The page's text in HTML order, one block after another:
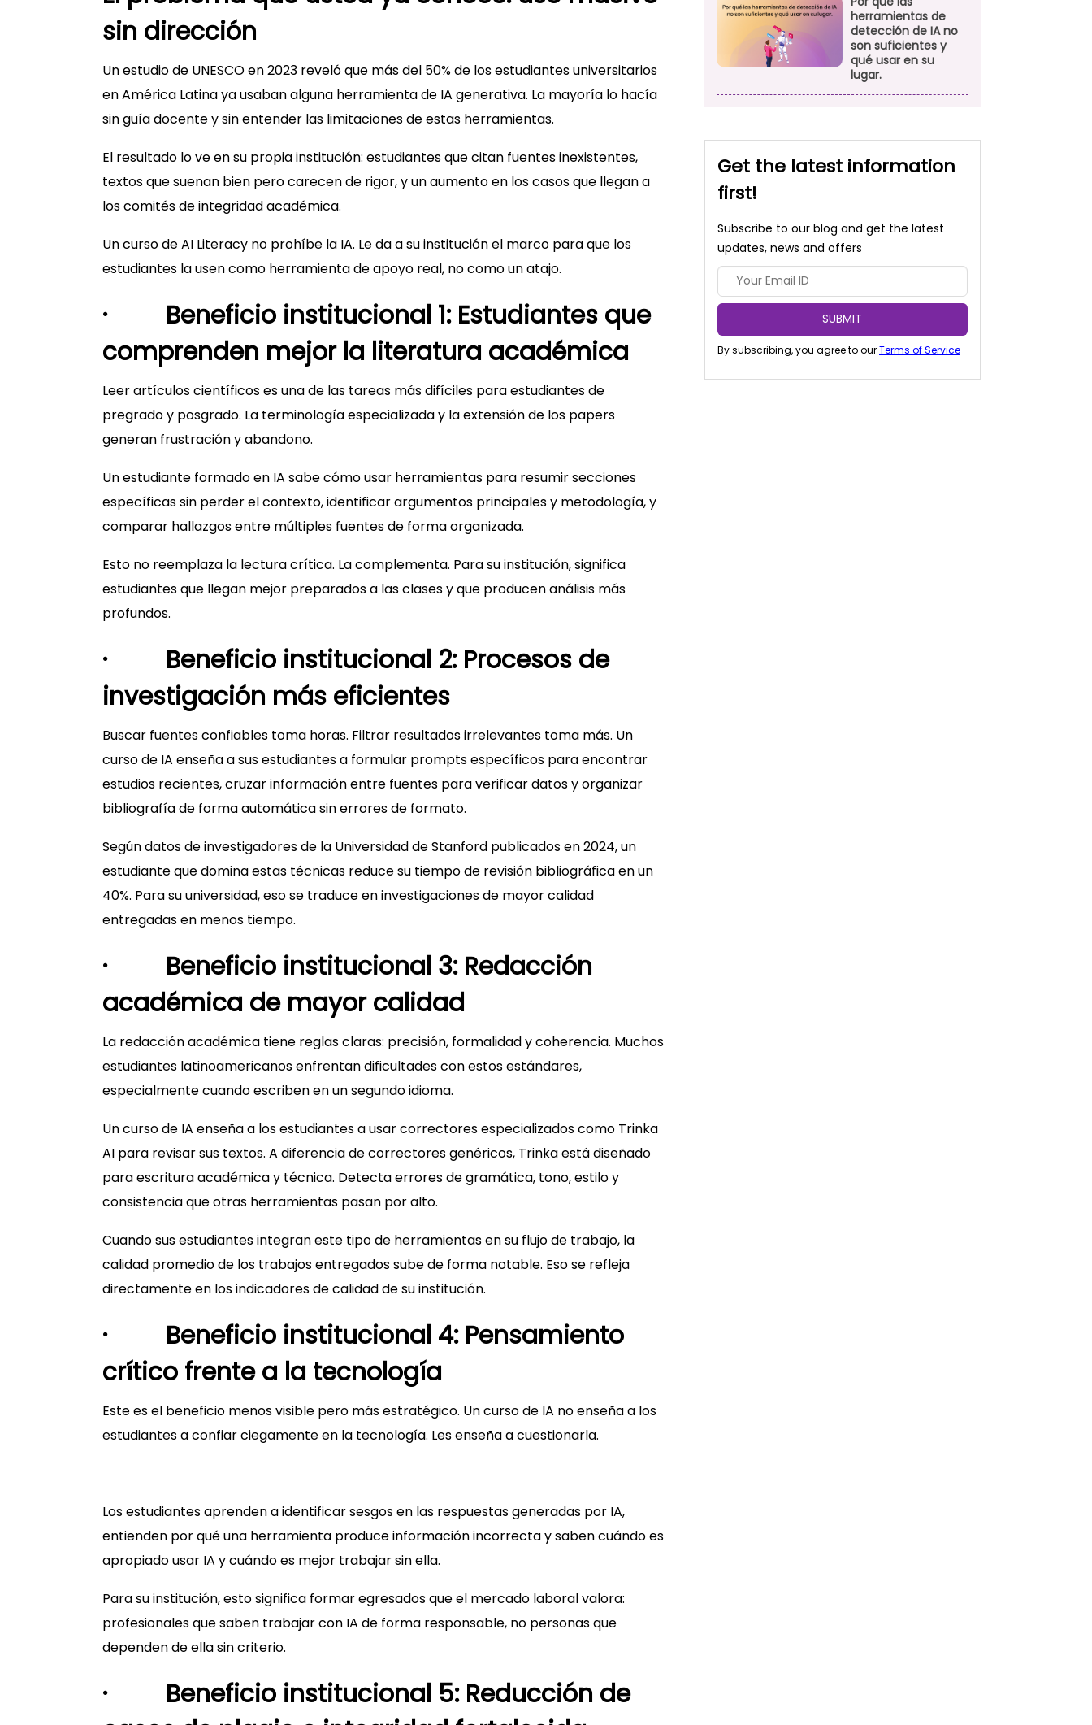
sin dirección
Un estudio de UNESCO en 2023 reveló que más del 50% de los estudiantes universitarios
en América Latina ya usaban alguna herramienta de IA generativa. La mayoría lo hacía
sin guía docente y sin entender las limitaciones de estas herramientas.
El resultado lo ve en su propia institución: estudiantes que citan fuentes inexistentes,
textos que suenan bien pero carecen de rigor, y un aumento en los casos que llegan a
los comités de integridad académica.
Un curso de AI Literacy no prohíbe la IA. Le da a su institución el marco para que los
estudiantes la usen como herramienta de apoyo real, no como un atajo.
· Beneficio institucional 1: Estudiantes que
comprenden mejor la literatura académica
Leer artículos científicos es una de las tareas más difíciles para estudiantes de
pregrado y posgrado. La terminología especializada y la extensión de los papers
generan frustración y abandono.
Un estudiante formado en IA sabe cómo usar herramientas para resumir secciones
específicas sin perder el contexto, identificar argumentos principales y metodología, y
comparar hallazgos entre múltiples fuentes de forma organizada.
Esto no reemplaza la lectura crítica. La complementa. Para su institución, significa
estudiantes que llegan mejor preparados a las clases y que producen análisis más
profundos.
· Beneficio institucional 2: Procesos de
investigación más eficientes
Buscar fuentes confiables toma horas. Filtrar resultados irrelevantes toma más. Un
curso de IA enseña a sus estudiantes a formular prompts específicos para encontrar
estudios recientes, cruzar información entre fuentes para verificar datos y organizar
bibliografía de forma automática sin errores de formato.
Según datos de investigadores de la Universidad de Stanford publicados en 2024, un
estudiante que domina estas técnicas reduce su tiempo de revisión bibliográfica en un
40%. Para su universidad, eso se traduce en investigaciones de mayor calidad
entregadas en menos tiempo.
· Beneficio institucional 3: Redacción
académica de mayor calidad
La redacción académica tiene reglas claras: precisión, formalidad y coherencia. Muchos
estudiantes latinoamericanos enfrentan dificultades con estos estándares,
especialmente cuando escriben en un segundo idioma.
Un curso de IA enseña a los estudiantes a usar correctores especializados como Trinka
AI para revisar sus textos. A diferencia de correctores genéricos, Trinka está diseñado
para escritura académica y técnica. Detecta errores de gramática, tono, estilo y
consistencia que otras herramientas pasan por alto.
Cuando sus estudiantes integran este tipo de herramientas en su flujo de trabajo, la
calidad promedio de los trabajos entregados sube de forma notable. Eso se refleja
directamente en los indicadores de calidad de su institución.
· Beneficio institucional 4: Pensamiento
crítico frente a la tecnología
Este es el beneficio menos visible pero más estratégico. Un curso de IA no enseña a los
estudiantes a confiar ciegamente en la tecnología. Les enseña a cuestionarla.
Los estudiantes aprenden a identificar sesgos en las respuestas generadas por IA,
entienden por qué una herramienta produce información incorrecta y saben cuándo es
apropiado usar IA y cuándo es mejor trabajar sin ella.
Para su institución, esto significa formar egresados que el mercado laboral valora:
profesionales que saben trabajar con IA de forma responsable, no personas que
dependen de ella sin criterio.
· Beneficio institucional 5: Reducción de
herramientas de
detección de IA no
son suficientes y
qué usar en su
lugar.
Get the latest information
first!
Subscribe to our blog and get the latest
updates, news and offers
SUBMIT
By subscribing, you agree to ourTerms of Service